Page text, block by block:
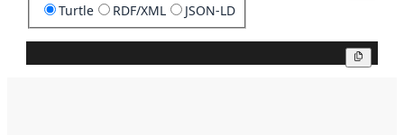
Turtle RDF/XML JSON-LD